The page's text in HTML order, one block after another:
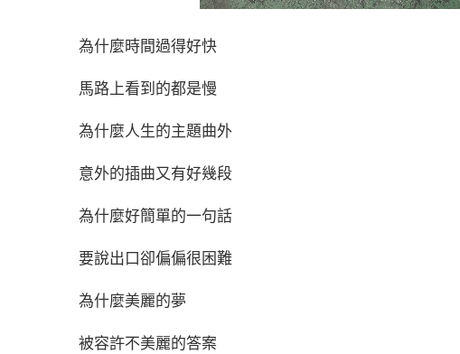
為什麼時間過得好快
馬路上看到的都是慢
為什麼人生的主題曲外
意外的插曲又有好幾段
為什麼好簡單的一句話
要說出口卻偏偏很困難
為什麼美麗的夢
被容許不美麗的答案